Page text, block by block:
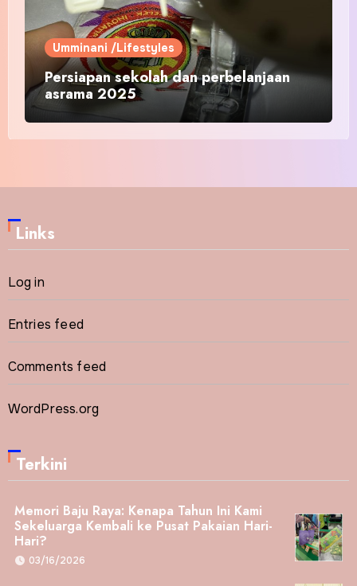
Umminani /Lifestyles
Persiapan sekolah dan perbelanjaan
asrama 2025
Links
Log in
Entries feed
Comments feed
WordPress.org
Terkini
Memori Baju Raya: Kenapa Tahun Ini Kami
Sekeluarga Kembali ke Pusat Pakaian Hari-
Hari?
03/16/2026